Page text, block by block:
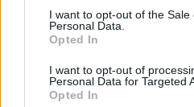
consent section.
I want to opt-out of the Sale
Personal Data.
Opted In
I want to opt-out of
Personal Data for Targeted
Opted In